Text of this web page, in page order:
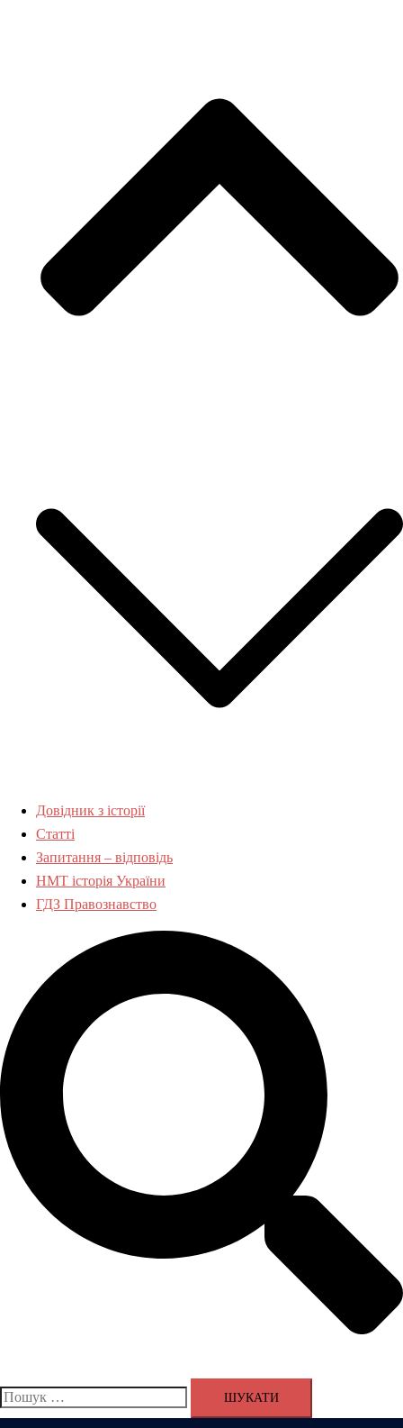
Довідник з історії
Статті
Запитання – відповідь
НМТ історія України
ГДЗ Правознавство
Пошук: